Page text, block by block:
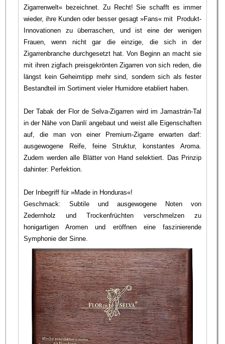
Zigarrenwelt« bezeichnet. Zu Recht! Sie schafft es immer
wieder, ihre Kunden oder besser gesagt »Fans« mit Produkt-
Innovationen zu überraschen, und ist eine der wenigen
Frauen, wenn nicht gar die einzige, die sich in der
Zigarrenbranche durchgesetzt hat. Von Beginn an macht sie
mit ihren zigfach preisgekrönten Zigarren von sich reden, die
längst kein Geheimtipp mehr sind, sondern sich als fester
Bestandteil im Sortiment vieler Humidore etabliert haben.
Der Tabak der Flor de Selva-Zigarren wird im Jamastrán-Tal
in der Nähe von Danlí angebaut und weist alle Eigenschaften
auf, die man von einer Premium-Zigarre erwarten darf:
ausgewogene Reife, feine Struktur, konstantes Aroma.
Zudem werden alle Blätter von Hand selektiert. Das Prinzip
dahinter: Perfektion.
Der Inbegriff für »Made in Honduras«!
Geschmack: Subtile und ausgewogene Noten von
Zedernholz und Trockenfrüchten verschmelzen zu
honigartigen Aromen und eröffnen eine faszinierende
Symphonie der Sinne.